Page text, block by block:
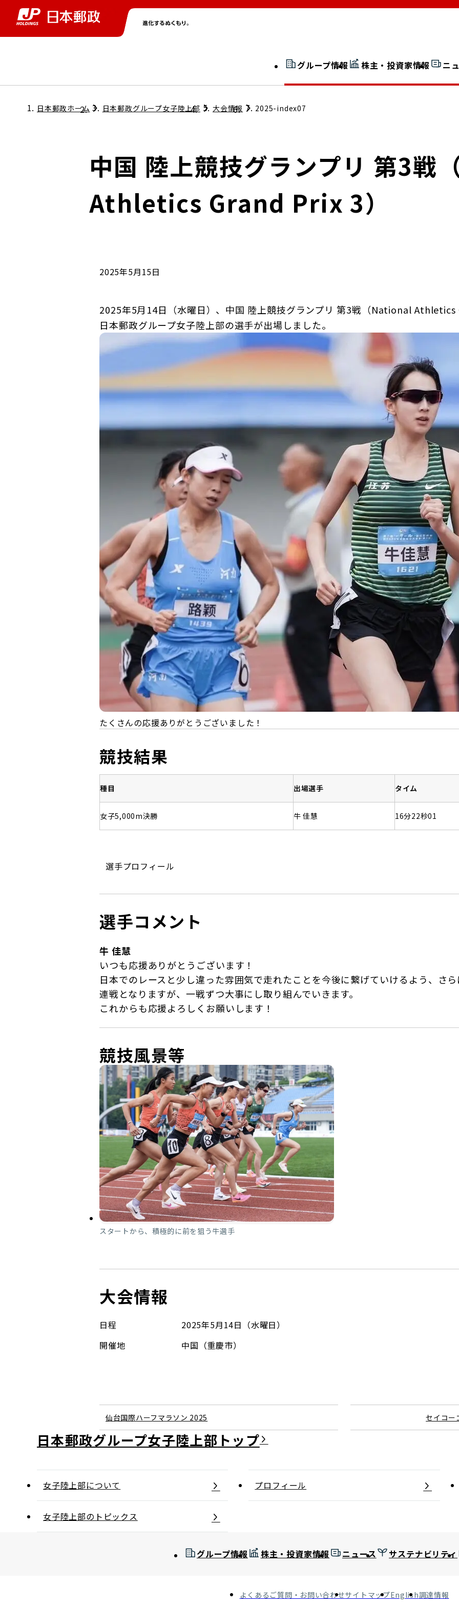
グループ情報
グループ情報トップ
ローカル共創イニシアティブ
社長室通信
JP 改革実行委員会
広告ギャラリー
株主・投資家情報
株主・投資家情報トップ
IRサイトマップ
ニ
ニューストップ
サステナビリティトップ
サステナビリティマネジメント
開示情報検索 外部からの評価
採用情報トップ
日本郵政ホーム 日本郵政グループ女子陸上部 大会情報 2025-index07
中国 陸上競技グランプリ 第3
Athletics Grand Prix 3）
2025年5月15日
2025年5月14日（水曜日）、中国 陸上競技グランプリ 第3戦（National Athletics
日本郵政グループ女子陸上部の選手が出場しました。
たくさんの応援ありがとうございました！
競技結果
種目 出場選手 タイム
女子5,000m決勝 牛 佳慧 16分22秒01
選手プロフィール
選手コメント
牛 佳慧
いつも応援ありがとうございます！
日本でのレースと少し違った雰囲気で走れたことを今後に繋げていけるよう、さら
連戦となりますが、一戦ずつ大事にし取り組んでいきます。
これからも応援よろしくお願いします！
競技風景等
スタートから、積極的に前を狙う牛選手
大会情報
日程
2025年5月14日（水曜日）
開催地
中国（重慶市）
仙台国際ハーフマラソン 2025 セイコー
日本郵政グループ女子陸上部
女子陸上部について プロフィール
女子陸上部のトピックス
グループ情報 株主・投資家情報 ニュース サステナビリティ
よくあるご質問・お問い合わせサイトマップEnglish調達情報